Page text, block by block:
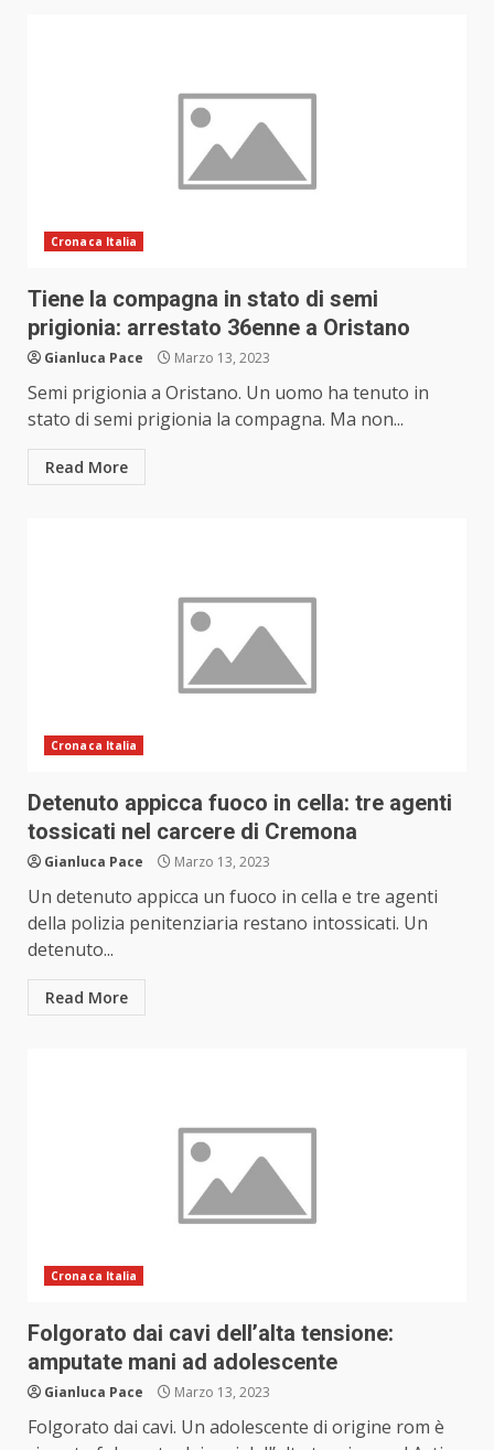
Cronaca Italia
Tiene la compagna in stato di semi
prigionia: arrestato 36enne a Oristano
Gianluca Pace Marzo 13, 2023
Semi prigionia a Oristano. Un uomo ha tenuto in
stato di semi prigionia la compagna. Ma non...
Read More
Cronaca Italia
Detenuto appicca fuoco in cella: tre agenti
tossicati nel carcere di Cremona
Gianluca Pace Marzo 13, 2023
Un detenuto appicca un fuoco in cella e tre agenti
della polizia penitenziaria restano intossicati. Un
detenuto...
Read More
Cronaca Italia
Folgorato dai cavi dell’alta tensione:
amputate mani ad adolescente
Gianluca Pace Marzo 13, 2023
Folgorato dai cavi. Un adolescente di origine rom è